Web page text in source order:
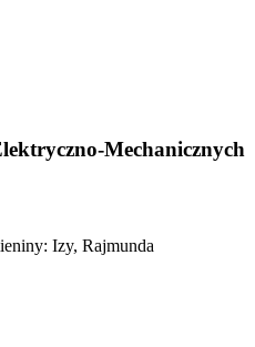
Mechanicznych
Izy, Rajmunda